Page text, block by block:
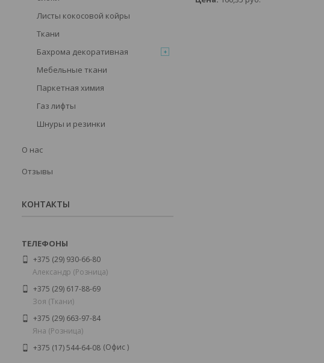
Листы кокосовой койры
Ткани
Бахрома декоративная
Мебельные ткани
Паркетная химия
Газ лифты
Шнуры и резинки
О нас
Отзывы
КОНТАКТЫ
+375 (29) 930-66-80
Александр (Розница)
+375 (29) 617-88-69
Зоя (Ткани)
+375 (29) 663-97-84
Яна (Розница)
+375 (17) 544-64-08 Офис